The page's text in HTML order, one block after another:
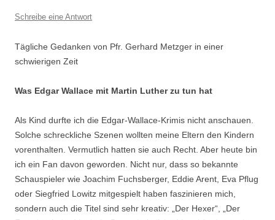
Schreibe eine Antwort
Tägliche Gedanken von Pfr. Gerhard Metzger in einer
schwierigen Zeit
Was Edgar Wallace mit Martin Luther zu tun hat
Als Kind durfte ich die Edgar-Wallace-Krimis nicht anschauen.
Solche schreckliche Szenen wollten meine Eltern den Kindern
vorenthalten. Vermutlich hatten sie auch Recht. Aber heute bin
ich ein Fan davon geworden. Nicht nur, dass so bekannte
Schauspieler wie Joachim Fuchsberger, Eddie Arent, Eva Pflug
oder Siegfried Lowitz mitgespielt haben faszinieren mich,
sondern auch die Titel sind sehr kreativ: „Der Hexer“, „Der